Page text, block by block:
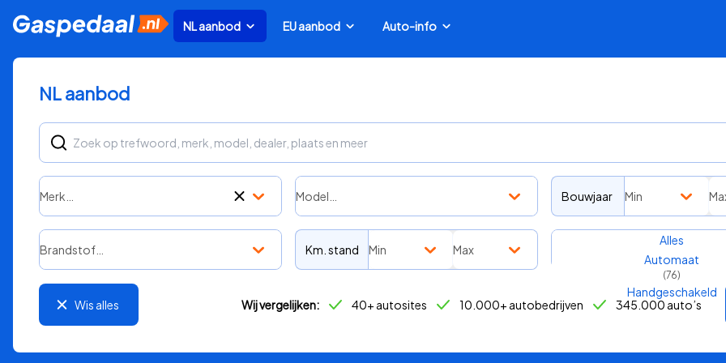
NL aanbod EU aanbod Auto-info
NL aanbod
Merk… Model… Bouwjaar Min
Brandstof… Km. stand Min Max
Transmissie
Alles
Automaat
(76)
Handgeschakeld
( 81)
Wis alles Wij vergelijken: 40+ autosites 10.000+ autobedrijven 345.000 auto’s